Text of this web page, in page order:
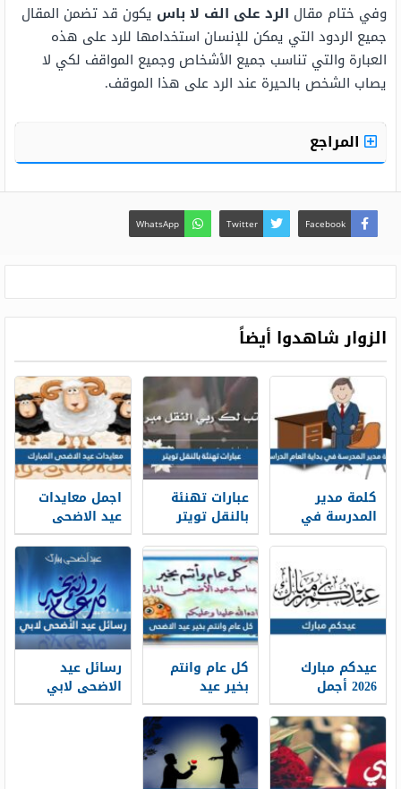
وفي ختام مقال الرد على الف لا باس يكون قد تضمن المقال
جميع الردود التي يمكن للإنسان استخدامها للرد على هذه
العبارة والتي تناسب جميع الأشخاص وجميع المواقف لكي لا
يصاب الشخص بالحيرة عند الرد على هذا الموقف.
المراجع
Facebook
Twitter
WhatsApp
الزوار شاهدوا أيضاً
كلمة مدير
المدرسة في
بداية العام
الدراسي 1448
جاهزة للطباعة
عبارات تهنئة
بالنقل تويتر
1448 بالصور
اجمل معايدات
عيد الاضحى
المبارك 2026-
1448
عيدكم مبارك
2026 أجمل
كلمات وعبارات
وصور تهنئة
عيد الاضحى
1448
كل عام وانتم
بخير عيد
الاضحى 2026 ،
أجمل معايدات
كل عام وانتم
بخير 1448
رسائل عيد
الاضحى لابي
2026 … اجمل